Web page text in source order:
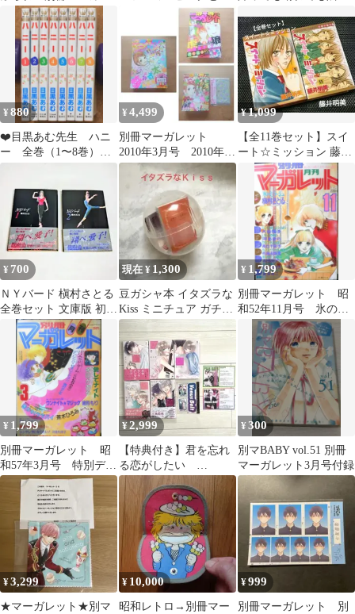
ット付録セット
バネロ 黒瀬彗 アクスタ
しおり6枚
¥880
❤️目黒あむ先生 ハニ
ー 全巻（1〜8巻）セ
ット‼️❤️送料込・匿名配
¥ 4,499
別冊マーガレット
2010年3月号 2010年6
月号 2010年12月号
セット
¥1,099
【全11巻セット】スイ
ート☆ミッション 藤井
明美 ☆マーガレットコ
ミックス☆
¥ 700
ＮＹバード 槇村さとる
全巻セット 文庫版 初版
ニューヨークバード 漫
現在 ¥ 1,300
豆ガシャ本 イタズラな
Kiss ミニチュア ガチャ
バンダイ
¥ 1,799
別冊マーガレット 昭
和52年11月号 氷のミ
ラージュ/槇村さとる
集英社 k
¥ 1,799
別冊マーガレット 昭
和57年3月号 特別デビ
ューコーナー・待ち人/
紡木たく k
¥2,999
【特典付き】君を忘れ
る恋がしたい
1•2•3•6•7巻セット
¥300
別マBABY vol.51 別冊
マーガレット3月号付録
¥3,299
★マーガレット★別マ
¥ 10,000
昭和レトロ→別冊マー
¥999
別冊マーガレット 別